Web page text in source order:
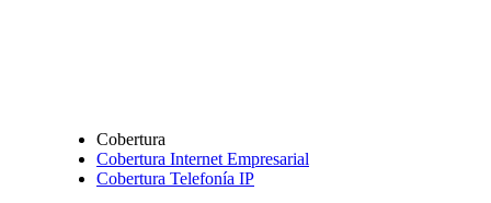
Cobertura
Cobertura Internet Empresarial
Cobertura Telefonía IP